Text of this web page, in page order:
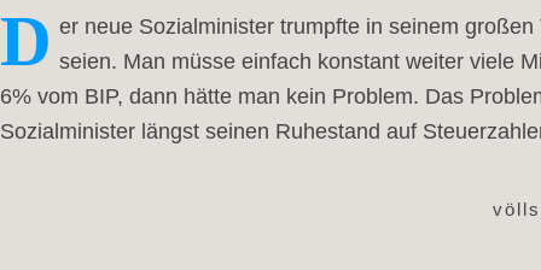
D er neue Sozialminister trumpfte in seinem
seien. Man müsse einfach konstant weiter viele
6% vom BIP, dann hätte man kein Problem. Das
Sozialminister längst seinen Ruhestand auf